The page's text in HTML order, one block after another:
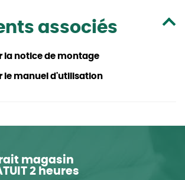
associés
la notice de montage
le manuel d'utilisation
magasin
2 heures